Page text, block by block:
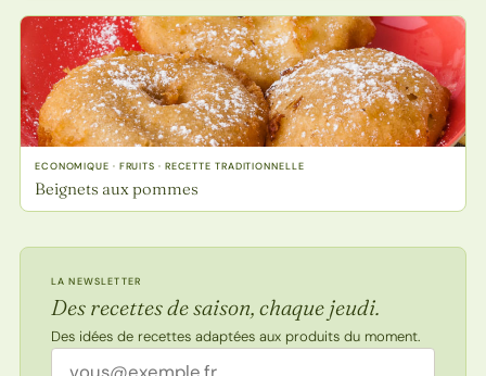
ECONOMIQUE · FRUITS · RECETTE TRADITIONNELLE
Beignets aux pommes
LA NEWSLETTER
Des recettes de saison, chaque jeudi.
Des idées de recettes adaptées aux produits du moment.
Adresse email